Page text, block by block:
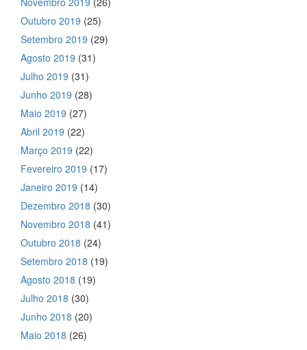
Outubro 2019 (25)
Setembro 2019 (29)
Agosto 2019 (31)
Julho 2019 (31)
Junho 2019 (28)
Maio 2019 (27)
Abril 2019 (22)
Março 2019 (22)
Fevereiro 2019 (17)
Janeiro 2019 (14)
Dezembro 2018 (30)
Novembro 2018 (41)
Outubro 2018 (24)
Setembro 2018 (19)
Agosto 2018 (19)
Julho 2018 (30)
Junho 2018 (20)
Maio 2018 (26)